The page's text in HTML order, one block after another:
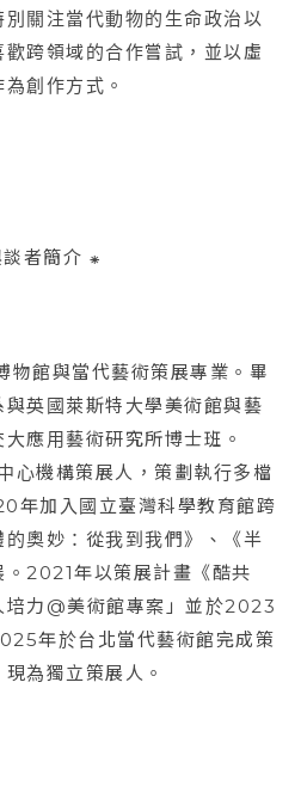
關注當代動物的生命政治以
跨領域的合作嘗試，並以虛
創作方式。
者簡介 ⁕
物館與當代藝術策展專業。畢
英國萊斯特大學美術館與藝
應用藝術研究所博士班。
心機構策展人，策劃執行多檔
年加入國立臺灣科學教育館跨
奧妙：從我到我們》、《半
2021年以策展計畫《酷共
培力@美術館專案」並於2023
年於台北當代藝術館完成策
為獨立策展人。